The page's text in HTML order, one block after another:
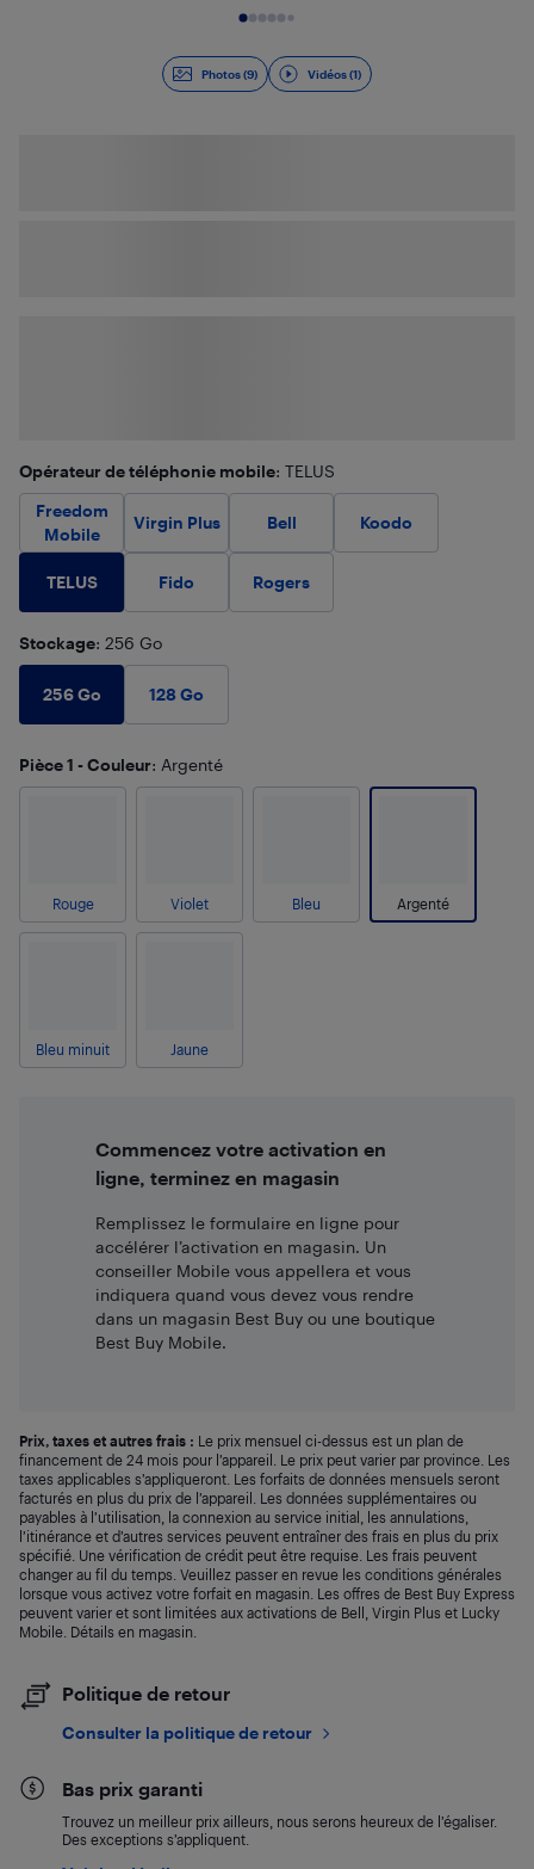
Photos (9) Vidéos (1)
Opérateur de téléphonie mobile: TELUS
Freedom
Mobile
Virgin Plus Bell Koodo
TELUS Fido Rogers
Stockage: 256 Go
256 Go 128 Go
Pièce 1 - Couleur: Argenté
Rouge Violet Bleu Argenté
Bleu minuit Jaune
Commencez votre activation en
ligne, terminez en magasin
Remplissez le formulaire en ligne pour
accélérer l’activation en magasin. Un
conseiller Mobile vous appellera et vous
indiquera quand vous devez vous rendre
dans un magasin Best Buy ou une boutique
Best Buy Mobile.
Prix, taxes et autres frais : Le prix mensuel ci-dessus est un plan de
financement de 24 mois pour l’appareil. Le prix peut varier par province. Les
taxes applicables s’appliqueront. Les forfaits de données mensuels seront
facturés en plus du prix de l’appareil. Les données supplémentaires ou
payables à l’utilisation, la connexion au service initial, les annulations,
l’itinérance et d’autres services peuvent entraîner des frais en plus du prix
spécifié. Une vérification de crédit peut être requise. Les frais peuvent
changer au fil du temps. Veuillez passer en revue les conditions générales
lorsque vous activez votre forfait en magasin. Les offres de Best Buy Express
peuvent varier et sont limitées aux activations de Bell, Virgin Plus et Lucky
Mobile. Détails en magasin.
Politique de retour
Consulter la politique de retour
Bas prix garanti
Trouvez un meilleur prix ailleurs, nous serons heureux de l’égaliser.
Des exceptions s’appliquent.